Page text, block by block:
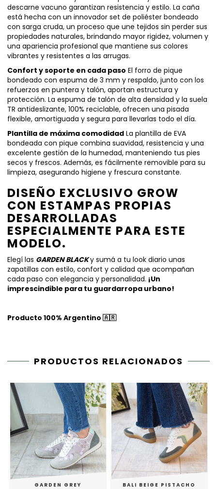
descarne vacuno garantizan resistencia y estilo. La caña
está hecha con un innovador set de poliéster bondeado
con sarga cruda, un proceso que une tejidos sin perder sus
propiedades naturales, brindando mayor rigidez, volumen y
una apariencia profesional que mantiene sus colores
vibrantes y resistentes a las arrugas.
Confort y soporte en cada paso El forro de pique
bondeado con espuma de 3 mm y respaldo, junto con los
refuerzos en puntera y talón, aportan estructura y
protección. La espuma de talón de alta densidad y la suela
TR antideslizante, 100% reciclable, ofrecen una pisada
flexible, amortiguada y segura para llevarlas todo el día.
Plantilla de máxima comodidad La plantilla de EVA
bondeada con pique combina suavidad, resistencia y una
excelente gestión de la humedad, manteniendo tus pies
secos y frescos. Además, es fácilmente removible para su
limpieza, asegurando higiene y frescura constante.
DISEÑO EXCLUSIVO GROW
CON ESTAMPAS PROPIAS
DESARROLLADAS
ESPECIALMENTE PARA ESTE
MODELO.
Elegí las GARDEN BLACKy sumá a tu look diario unas
zapatillas con estilo, confort y calidad que acompañan
cada paso con elegancia y personalidad. ¡Un
imprescindible para tu guardarropa urbano!
Producto 100% Argentino 🇦🇷
PRODUCTOS RELACIONADOS
GARDEN GREY BALI BEIGE PISTACHO